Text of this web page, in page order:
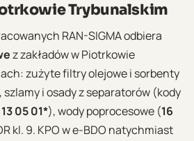
Trybunalskim
RAN-SIGMA odbiera
z zakładów w Piotrkowie
zużyte filtry olejowe i sorbenty
szlamy i osady z separatorów (kody
13 05 01*), wody poprocesowe (16
kl. 9. KPO w e-BDO natychmiast